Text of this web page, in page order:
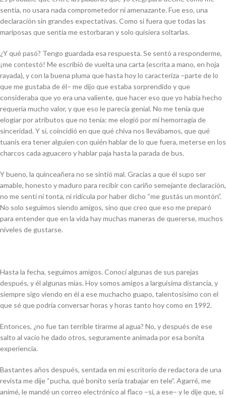
sentía, no usara nada comprometedor ni amenazante. Fue eso, una
declaración sin grandes expectativas. Como si fuera que todas las
mariposas que sentía me estorbaran y solo quisiera soltarlas.
¿Y qué pasó? Tengo guardada esa respuesta. Se sentó a responderme,
¡me contestó! Me escribió de vuelta una carta (escrita a mano, en hoja
rayada), y con la buena pluma que hasta hoy lo caracteriza –parte de lo
que me gustaba de él– me dijo que estaba sorprendido y que
consideraba que yo era una valiente, que hacer eso que yo había hecho
requería mucho valor, y que eso le parecía genial. No me tenía que
elogiar por atributos que no tenía: me elogió por mi hemorragia de
sinceridad. Y sí, coincidió en que qué chiva nos llevábamos, que qué
tuanis era tener alguien con quién hablar de lo que fuera, meterse en los
charcos cada aguacero y hablar paja hasta la parada de bus.
Y bueno, la quinceañera no se sintió mal. Gracias a que él supo ser
amable, honesto y maduro para recibir con cariño semejante declaración,
no me sentí ni tonta, ni ridícula por haber dicho “me gustás un montón”.
No solo seguimos siendo amigos, sino que creo que eso me preparó
para entender que en la vida hay muchas maneras de quererse, muchos
niveles de gustarse.
Hasta la fecha, seguimos amigos. Conocí algunas de sus parejas
después, y él algunas mías. Hoy somos amigos a larguísima distancia, y
siempre sigo viendo en él a ese muchacho guapo, talentosísimo con el
que sé que podría conversar horas y horas tanto hoy como en 1992.
Entonces, ¿no fue tan terrible tirarme al agua? No, y después de ese
salto al vacío he dado otros, seguramente animada por esa bonita
experiencia.
Bastantes años después, sentada en mi escritorio de redactora de una
revista me dije “pucha, qué bonito sería trabajar en tele”. Agarré, me
animé, le mandé un correo electrónico al flaco –sí, a ese– y le dije que, si